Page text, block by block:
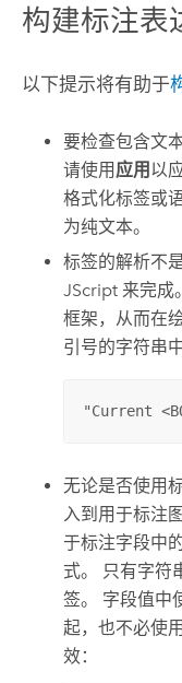
构建标注表
以下提示将有助于
要检查包含文
请使用 应用 以
格式化标签或
为纯文本。
标签的解析不
JScript 来完成
框架，从而在
引号的字符串
"Current
无论是否使用
入到用于标注
于标注字段中
式。 只有字符
签。 字段值中
起，也不必使
效：